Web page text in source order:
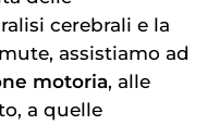
cerebrali e la
assistiamo ad
motoria, alle
a quelle